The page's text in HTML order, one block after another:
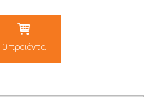
0 προϊόντα